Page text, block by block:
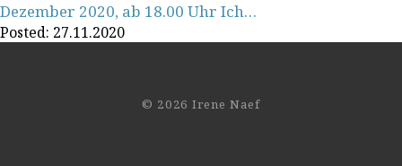
Dezember 2020, ab 18.00 Uhr Ich…
Posted: 27.11.2020
© 2026 Irene Naef